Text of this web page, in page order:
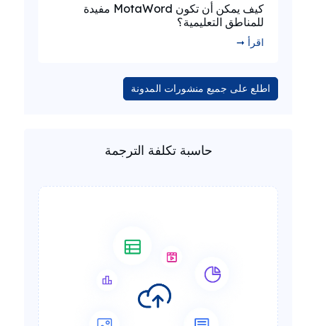
كيف يمكن أن تكون MotaWord مفيدة
للمناطق التعليمية؟
اقرأ ➞
اطلع على جميع منشورات المدونة
حاسبة تكلفة الترجمة